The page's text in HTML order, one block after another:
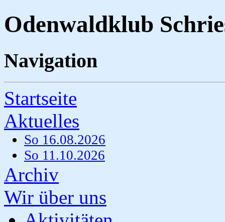
Odenwaldklub
Navigation
Startseite
Aktuelles
So 16.08.2026
So 11.10.2026
Archiv
Wir über uns